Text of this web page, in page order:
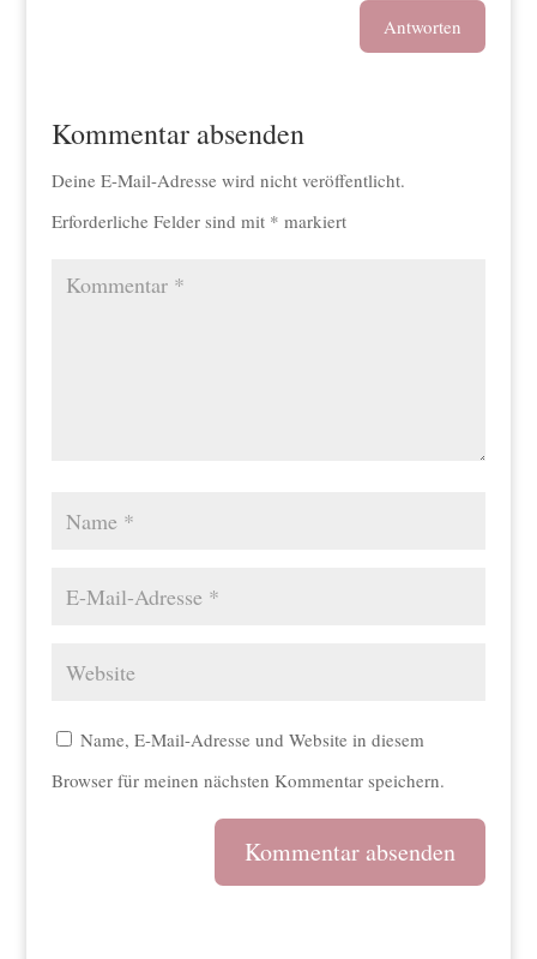
Antworten
Kommentar absenden
Deine E-Mail-Adresse wird nicht veröffentlicht.
Erforderliche Felder sind mit * markiert
Name, E-Mail-Adresse und Website in diesem
Browser für meinen nächsten Kommentar speichern.